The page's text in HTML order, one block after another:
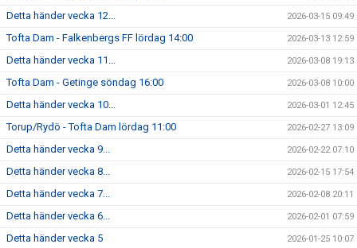
Detta händer vecka 12... 2026-03-15 09:49
Tofta Dam - Falkenbergs FF lördag 14:00 2026-03-13 12:59
Detta händer vecka 11... 2026-03-08 19:13
Tofta Dam - Getinge söndag 16:00 2026-03-08 10:00
Detta händer vecka 10... 2026-03-01 12:45
Torup/Rydö - Tofta Dam lördag 11:00 2026-02-27 13:09
Detta händer vecka 9... 2026-02-22 07:10
Detta händer vecka 8... 2026-02-15 17:54
Detta händer vecka 7... 2026-02-08 20:11
Detta händer vecka 6... 2026-02-01 07:59
Detta händer vecka 5 2026-01-25 10:07